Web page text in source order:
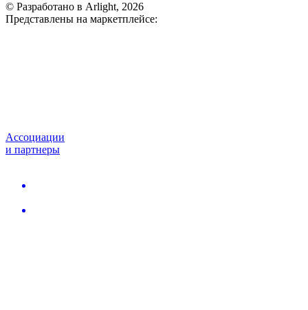
© Разработано в Arlight, 2026
Представлены на маркетплейсе:
Ассоциации
и партнеры